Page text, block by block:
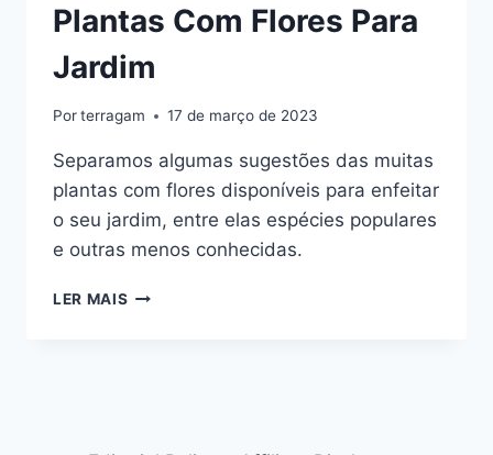
Plantas Com Flores Para
Jardim
Porterragam 17 de março de 2023
Separamos algumas sugestões das muitas
plantas com flores disponíveis para enfeitar
o seu jardim, entre elas espécies populares
e outras menos conhecidas.
LER MAIS PLANTAS